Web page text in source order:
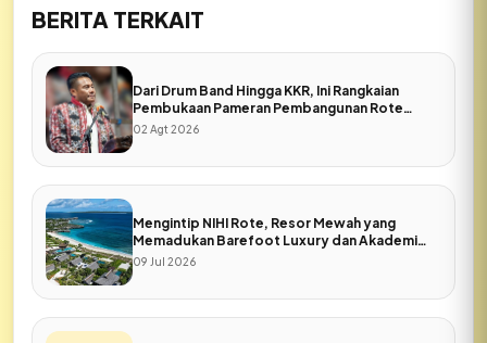
BERITA TERKAIT
Dari Drum Band Hingga KKR, Ini Rangkaian
Pembukaan Pameran Pembangunan Rote
Ndao
02 Agt 2026
Mengintip NIHI Rote, Resor Mewah yang
Memadukan Barefoot Luxury dan Akademi
Gratis
09 Jul 2026